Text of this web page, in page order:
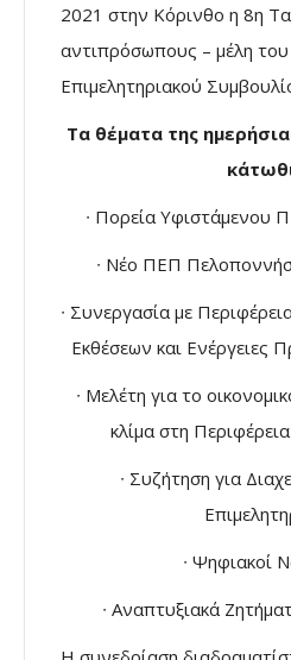
2021 στην Κόρινθο η 8η
αντιπρόσωπους – μέλη του
Επιμελητηριακού
Τα θέματα της
∙ Πορεία Υφιστάμενου
∙ Νέο ΠΕΠ
∙ Συνεργασία με
Εκθέσεων και Ενέργειες
∙ Μελέτη για το
κλίμα στη
∙ Συζήτηση για
∙ Ψηφιακοί
∙ Αναπτυξιακά